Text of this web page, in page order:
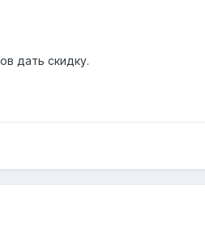
дать скидку.